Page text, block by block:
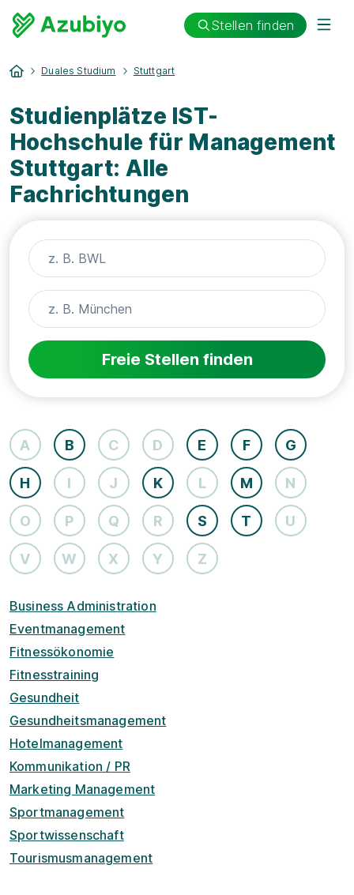
Stellen finden
Duales Studium Stuttgart
Studienplätze IST-
Hochschule für Management
Stuttgart: Alle
Fachrichtungen
Freie Stellen finden
A B C D E F G
H I J K L M N
O P Q R S T U
V W X Y Z
Business Administration
Eventmanagement
Fitnessökonomie
Fitnesstraining
Gesundheit
Gesundheitsmanagement
Hotelmanagement
Kommunikation / PR
Marketing Management
Sportmanagement
Sportwissenschaft
Tourismusmanagement